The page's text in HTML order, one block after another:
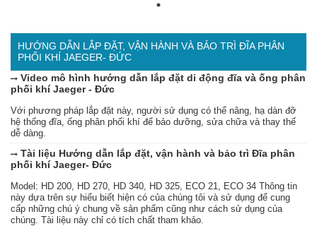
HƯỚNG DẪN LẮP ĐẶT, VẬN HÀNH VÀ BẢO TRÌ ĐĨA PHÂN
PHỐI KHÍ JAEGER- ĐỨC
Video mô hình hướng dẫn lắp đặt di động đĩa và ống phân
phối khí Jaeger - Đức
Với phương pháp lắp đặt này, người sử dụng có thể nâng, hạ dàn đỡ
hệ thống đĩa, ống phân phối khí để bảo dưỡng, sửa chữa và thay thế
dễ dàng.
Tài liệu Hướng dẫn lắp đặt, vận hành và bảo trì Đĩa phân
phối khí Jaeger- Đức
Model: HD 200, HD 270, HD 340, HD 325, ECO 21, ECO 34 Thông tin
này dựa trên sự hiểu biết hiện có của chúng tôi và sử dụng để cung
cấp những chú ý chung về sản phẩm cũng như cách sử dụng của
chúng. Tài liệu này chỉ có tích chất tham khảo.